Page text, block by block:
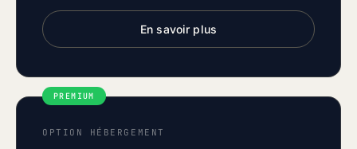
En savoir plus
PREMIUM
OPTION HÉBERGEMENT